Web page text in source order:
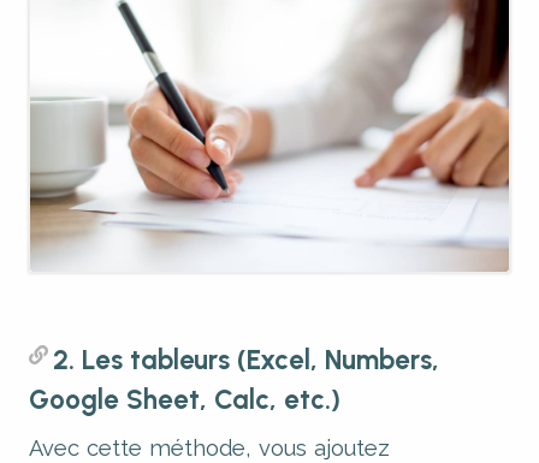
2. Les tableurs (Excel, Numbers,
Google Sheet, Calc, etc.)
Avec cette méthode, vous ajoutez